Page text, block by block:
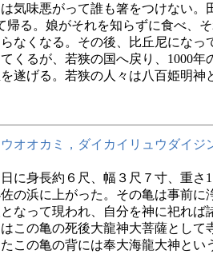
気味悪がって誰も箸をつけない。
帰る。娘がそれを知らずに食べ、そ
なくなる。その後、比丘尼になっ
くるが、若狭の国へ戻り、1000年
遂げる。若狭の人々は八百姫明神
オオカミ，ダイカイリュウダイジ
に身長約６尺、幅３尺７寸、重さ
の浜に上がった。その亀は事前に
なって現われ、自分を神に祀れば
この亀の死後大龍神大菩薩として
この亀の背には奉大海龍大神とい